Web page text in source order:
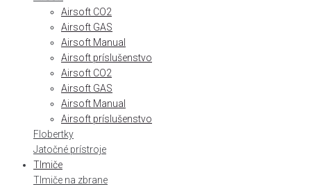
Airsoft CO2
Airsoft GAS
Airsoft Manual
Airsoft príslušenstvo
Airsoft CO2
Airsoft GAS
Airsoft Manual
Airsoft príslušenstvo
Flobertky
Jatočné prístroje
Tlmiče
Tlmiče na zbrane